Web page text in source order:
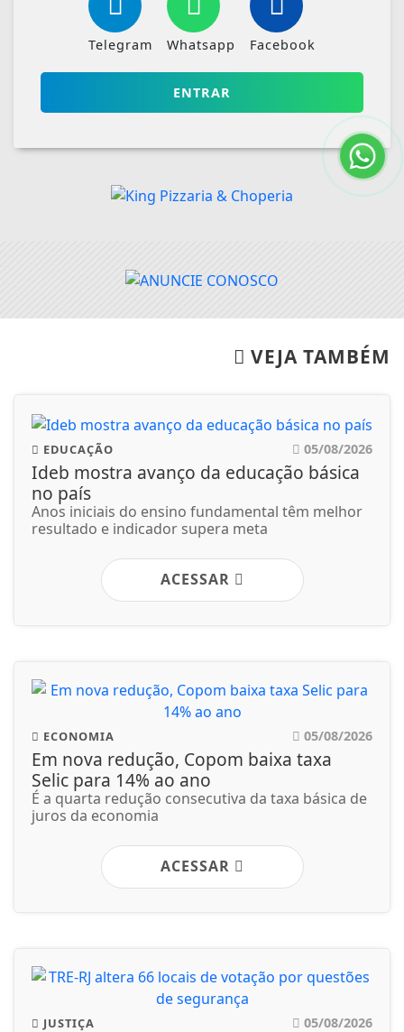
Telegram Whatsapp Facebook
ENTRAR
VEJA TAMBÉM
EDUCAÇÃO 05/08/2026
Ideb mostra avanço da educação básica
no país
Anos iniciais do ensino fundamental têm melhor
resultado e indicador supera meta
ACESSAR
ECONOMIA 05/08/2026
Em nova redução, Copom baixa taxa
Selic para 14% ao ano
É a quarta redução consecutiva da taxa básica de
juros da economia
ACESSAR
JUSTIÇA 05/08/2026